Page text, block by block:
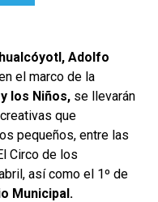
Adolfo
el marco de la
los Niños, se llevarán
que
pequeños, entre las
Circo de los
así como el 1º de
Municipal.